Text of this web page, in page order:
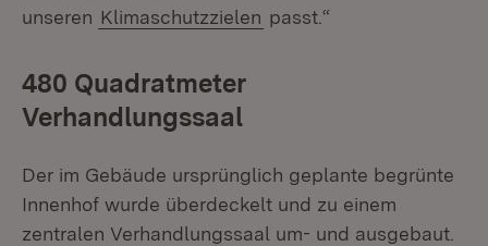
unseren Klimaschutzzielen passt.“
480 Quadratmeter
Verhandlungssaal
Der im Gebäude ursprünglich geplante begrünte
Innenhof wurde überdeckelt und zu einem
zentralen Verhandlungssaal um- und ausgebaut.